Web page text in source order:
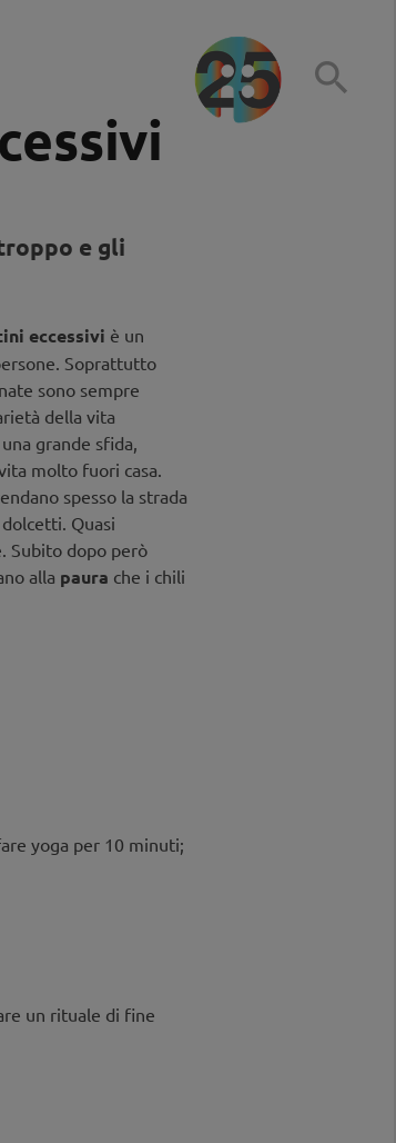

e gli
eccessivi è un
Soprattutto
sono sempre
della vita
grande sfida,
molto fuori casa.
spesso la strada
Quasi
Subito dopo però
alla paura che i chili
yoga per 10 minuti;
un rituale di fine